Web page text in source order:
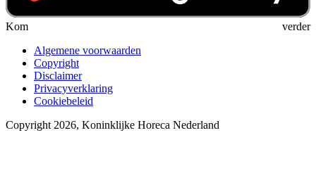
Kom verder
Algemene voorwaarden
Copyright
Disclaimer
Privacyverklaring
Cookiebeleid
Copyright 2026, Koninklijke Horeca Nederland